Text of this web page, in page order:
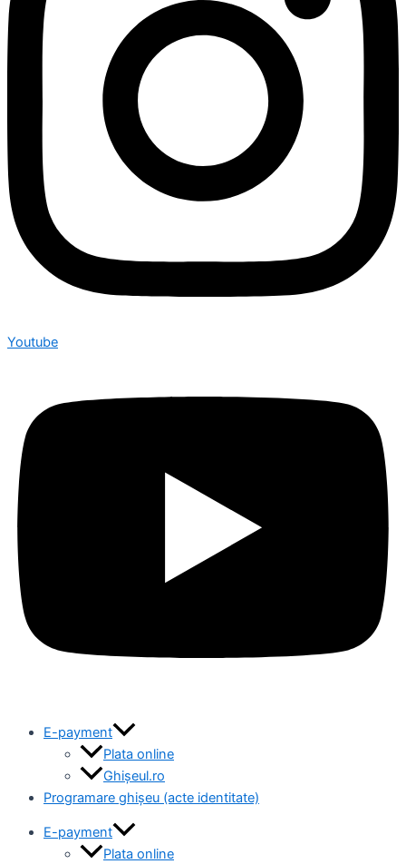
Youtube
E-payment
Plata online
Ghișeul.ro
Programare ghișeu (acte identitate)
E-payment
Plata online